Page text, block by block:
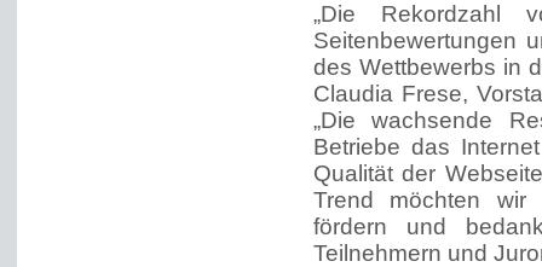
„Die Rekordzahl
Seitenbewertungen
des Wettbewerbs in
Claudia Frese,
„Die wachsende
Betriebe das
Qualität der
Trend möchten wir
fördern und
Teilnehmern und